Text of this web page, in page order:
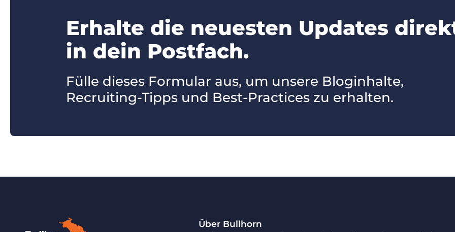
Erhalte die neuesten Updates
in dein Postfach.
Fülle dieses Formular aus, um unsere Bloginhalte,
Recruiting-Tipps und Best-Practices zu erhalten.
Über Bullhorn